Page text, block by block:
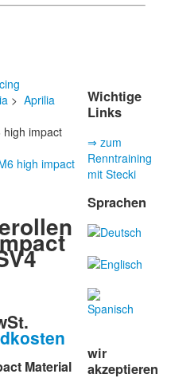
> Aprilia
impact
Material
Wichtige
Links
⇒ zum
Renntraining
mit Stecki
Sprachen
wir
akzeptieren